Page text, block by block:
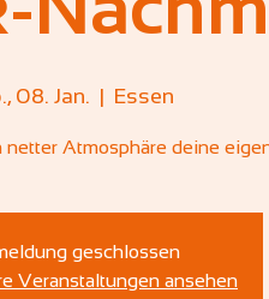
08. Jan.
  |
Essen
Atmosphäre deine
geschlossen
Veranstaltungen ansehen